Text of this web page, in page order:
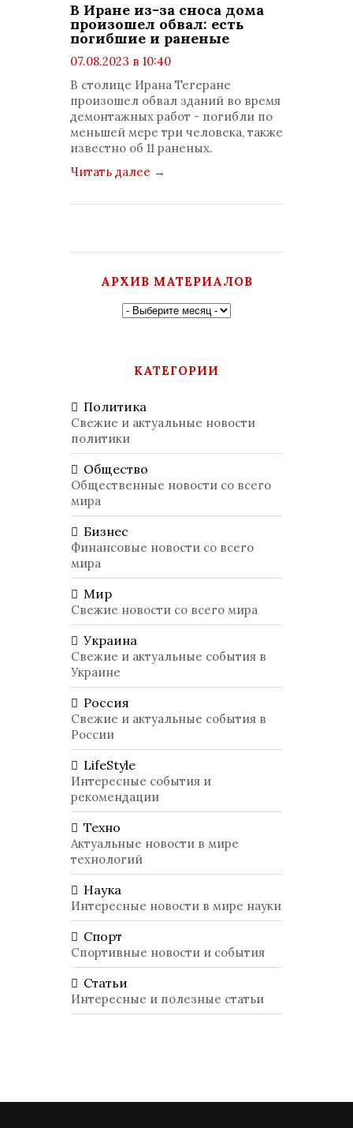
В Иране из-за сноса дома
произошел обвал: есть
погибшие и раненые
07.08.2023 в 10:40
просмотров: 636
комментариев: 0
В столице Ирана Тегеране
произошел обвал зданий во время
демонтажных работ - погибли по
меньшей мере три человека, также
известно об 11 раненых.
Читать далее →
АРХИВ МАТЕРИАЛОВ
КАТЕГОРИИ
Политика
Свежие и актуальные новости
политики
Общество
Общественные новости со всего
мира
Бизнес
Финансовые новости со всего
мира
Мир
Свежие новости со всего мира
Украина
Свежие и актуальные события в
Украине
Россия
Свежие и актуальные события в
России
LifeStyle
Интересные события и
рекомендации
Техно
Актуальные новости в мире
технологий
Наука
Интересные новости в мире науки
Спорт
Спортивные новости и события
Статьи
Интересные и полезные статьи